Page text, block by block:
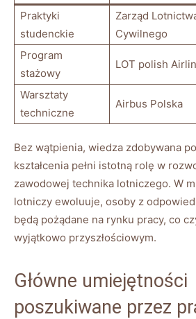
Praktyki
studenckie
Zarząd
Cywilnego
Program
stażowy
LOT polish
Warsztaty
techniczne
Airbus Polska
Bez wątpienia, wiedza zdobywana
kształcenia pełni istotną rolę w
zawodowej technika lotniczego. W
lotniczy ewoluuje, osoby z
będą pożądane na rynku pracy, co
wyjątkowo przyszłościowym.
Główne umiejętności
poszukiwane przez